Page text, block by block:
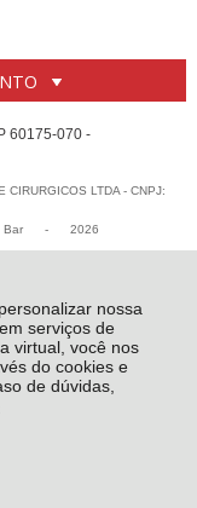
nossa
serviços de
virtual, você nos
do cookies e
de dúvidas,
60175-070 -
CIRURGICOS LTDA - CNPJ:
Bar - 2026